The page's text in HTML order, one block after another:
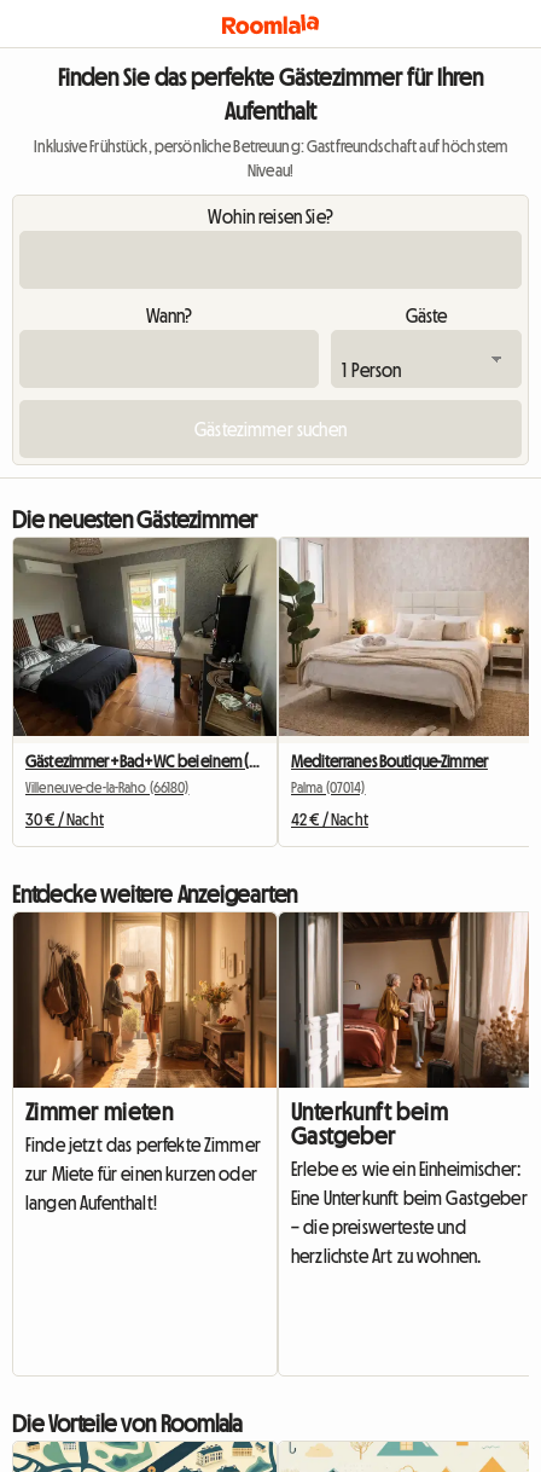
Finden Sie das perfekte Gästezimmer für Ihren
Aufenthalt
Inklusive Frühstück, persönliche Betreuung: Gastfreundschaft auf höchstem
Niveau!
Wohin reisen Sie?
Wann? Gäste
Die neuesten Gästezimmer
Villeneuve-de-la-Raho (66180)
30 € / Nacht
Mediterranes Boutique-Zimmer
Palma (07014)
42 € / Nacht
Entdecke weitere Anzeigearten
Zimmer mieten
Finde jetzt das perfekte Zimmer
zur Miete für einen kurzen oder
langen Aufenthalt!
Unterkunft beim
Gastgeber
Erlebe es wie ein Einheimischer:
Eine Unterkunft beim Gastgeber
– die preiswerteste und
herzlichste Art zu wohnen.
Die Vorteile von Roomlala